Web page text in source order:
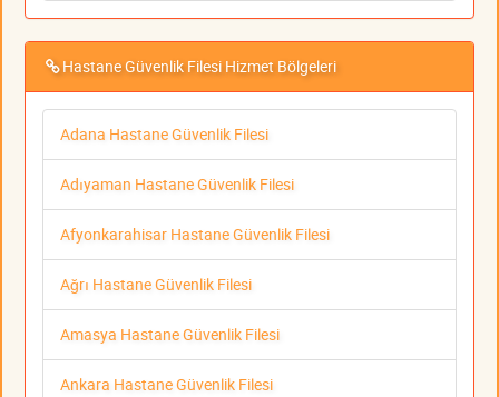
Hastane Güvenlik Filesi Hizmet Bölgeleri
Adana Hastane Güvenlik Filesi
Adıyaman Hastane Güvenlik Filesi
Afyonkarahisar Hastane Güvenlik Filesi
Ağrı Hastane Güvenlik Filesi
Amasya Hastane Güvenlik Filesi
Ankara Hastane Güvenlik Filesi